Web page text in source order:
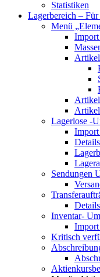
Statistiken
Lagerbereich –
Menü
Lagerlose -
Sendungen
Inventar-
Kritisch